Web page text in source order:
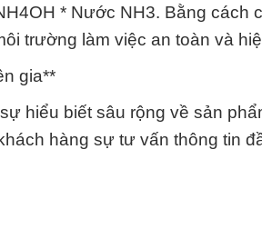
* Nước NH3. Bằng cách
trường làm việc an toàn và
gia**
hiểu biết sâu rộng về sản
hàng sự tư vấn thông tin